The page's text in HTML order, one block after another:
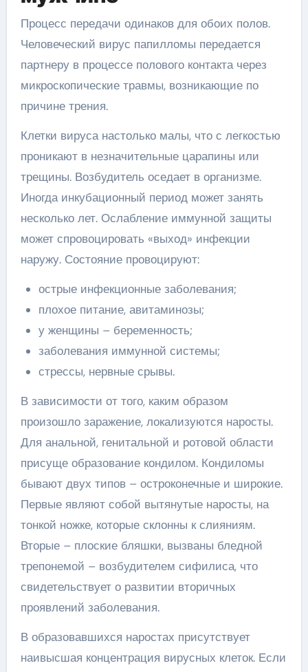
Процесс передачи одинаков для обоих полов.
Человеческий вирус папилломы передается
партнеру в процессе полового контакта через
микроскопические травмы, возникающие по
причине трения.
Клетки вируса настолько малы, что с легкостью
проникают в незначительные царапины или
трещины. Возбудитель оседает в организме.
Иногда инкубационный период может занять
несколько лет. Ослабление иммунной защиты
может спровоцировать «выход» инфекции
наружу. Состояние провоцируют:
острые инфекционные заболевания;
плохое питание, авитаминозы;
у женщины – беременность;
заболевания иммунной системы;
стрессы, нервные срывы.
В зависимости от того, каким образом
произошло заражение, локализуются наросты.
Для анальной, генитальной и ротовой области
присуще образование кондилом. Кондиломы
бывают двух типов – остроконечные и широкие.
Первые являют собой вытянутые наросты, на
тонкой ножке, которые склонны к слияниям.
Вторые – плоские бляшки, вызваны бледной
трепонемой – возбудителем сифилиса, что
свидетельствует о развитии вторичных
проявлений заболевания.
В образовавшихся наростах присутствует
наивысшая концентрация вирусных клеток. Если